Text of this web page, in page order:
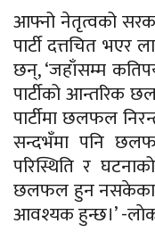
आफ्नो नेतृत्वको
पार्टी दत्तचित
छन्, ‘जहाँसम्म
पार्टीको आन्तरिक
पार्टीमा छलफल
सन्दभँमा पनि
परिस्थिति र
छलफल हुन नसकेका
आवश्यक हुन्छ।’ -